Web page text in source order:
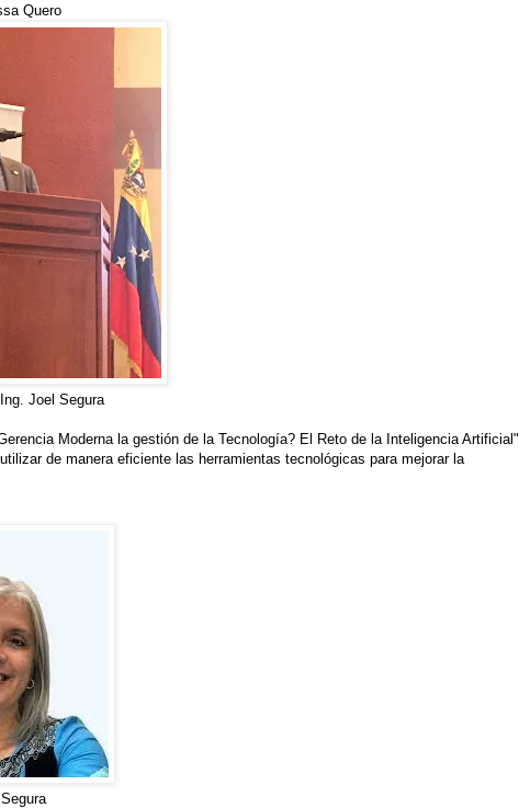
Quero
Joel Segura
Moderna la gestión de la Tecnología? El Reto de la Inteligencia Artificial"
de manera eficiente las herramientas tecnológicas para mejorar la